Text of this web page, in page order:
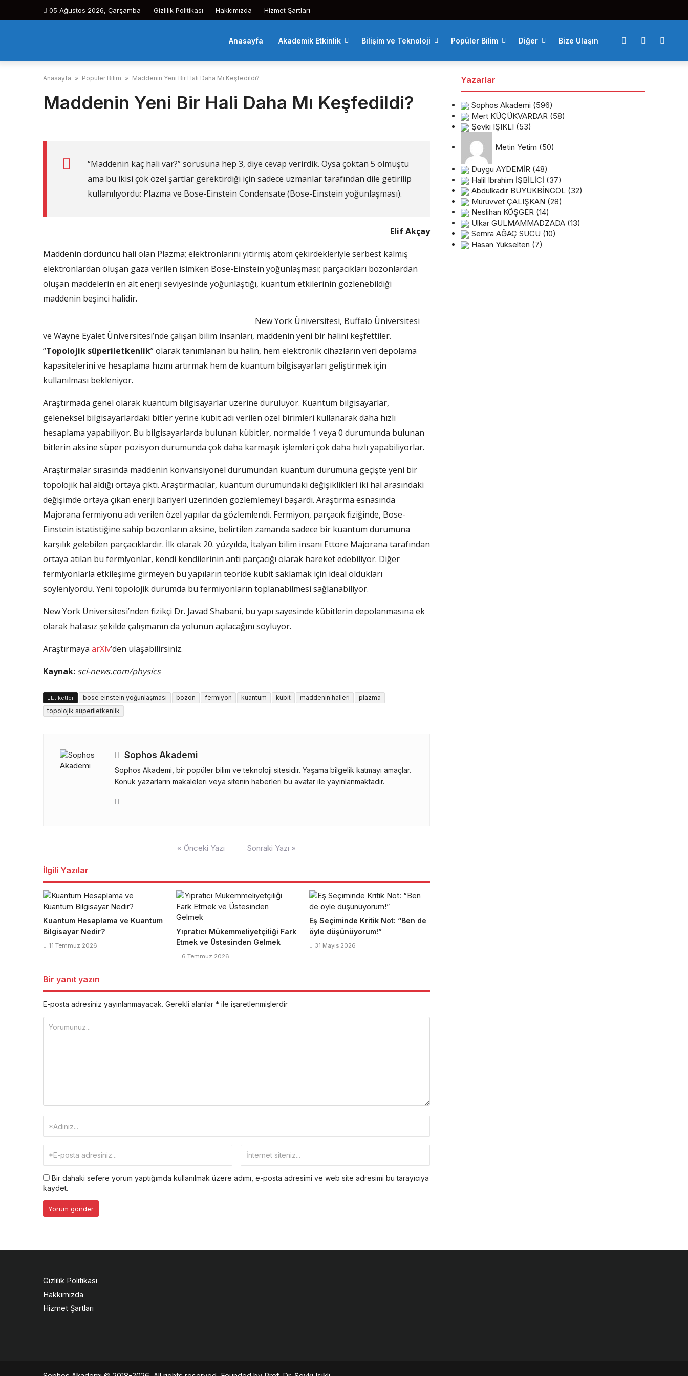
05 Ağustos 2026, Çarşamba Gizlilik Politikası Hakkımızda Hizmet Şartları
Anasayfa Akademik Etkinlik Bilişim ve Teknoloji Popüler Bilim Diğer Bize Ulaşın
Anasayfa » Popüler Bilim » Maddenin Yeni Bir Hali Daha Mı Keşfedildi?
Maddenin Yeni Bir Hali Daha Mı Keşfedildi?
“Maddenin kaç hali var?” sorusuna hep 3, diye cevap verirdik. Oysa çoktan 5 olmuştu
ama bu ikisi çok özel şartlar gerektirdiği için sadece uzmanlar tarafından dile getirilip
kullanılıyordu: Plazma ve Bose-Einstein Condensate (Bose-Einstein yoğunlaşması).
Elif Akçay
Maddenin dördüncü hali olan Plazma; elektronlarını yitirmiş atom çekirdekleriyle serbest kalmış
elektronlardan oluşan gaza verilen isimken Bose-Einstein yoğunlaşması; parçacıkları bozonlardan
oluşan maddelerin en alt enerji seviyesinde yoğunlaştığı, kuantum etkilerinin gözlenebildiği
maddenin beşinci halidir.
New York Üniversitesi, Buffalo Üniversitesi
ve Wayne Eyalet Üniversitesi’nde çalışan bilim insanları, maddenin yeni bir halini keşfettiler.
“Topolojik süperiletkenlik” olarak tanımlanan bu halin, hem elektronik cihazların veri depolama
kapasitelerini ve hesaplama hızını artırmak hem de kuantum bilgisayarları geliştirmek için
kullanılması bekleniyor.
Araştırmada genel olarak kuantum bilgisayarlar üzerine duruluyor. Kuantum bilgisayarlar,
geleneksel bilgisayarlardaki bitler yerine kübit adı verilen özel birimleri kullanarak daha hızlı
hesaplama yapabiliyor. Bu bilgisayarlarda bulunan kübitler, normalde 1 veya 0 durumunda bulunan
bitlerin aksine süper pozisyon durumunda çok daha karmaşık işlemleri çok daha hızlı yapabiliyorlar.
Araştırmalar sırasında maddenin konvansiyonel durumundan kuantum durumuna geçişte yeni bir
topolojik hal aldığı ortaya çıktı. Araştırmacılar, kuantum durumundaki değişiklikleri iki hal arasındaki
değişimde ortaya çıkan enerji bariyeri üzerinden gözlemlemeyi başardı. Araştırma esnasında
Majorana fermiyonu adı verilen özel yapılar da gözlemlendi. Fermiyon, parçacık fiziğinde, Bose-
Einstein istatistiğine sahip bozonların aksine, belirtilen zamanda sadece bir kuantum durumuna
karşılık gelebilen parçacıklardır. İlk olarak 20. yüzyılda, İtalyan bilim insanı Ettore Majorana tarafından
ortaya atılan bu fermiyonlar, kendi kendilerinin anti parçacığı olarak hareket edebiliyor. Diğer
fermiyonlarla etkileşime girmeyen bu yapıların teoride kübit saklamak için ideal oldukları
söyleniyordu. Yeni topolojik durumda bu fermiyonların toplanabilmesi sağlanabiliyor.
New York Üniversitesi’nden fizikçi Dr. Javad Shabani, bu yapı sayesinde kübitlerin depolanmasına ek
olarak hatasız şekilde çalışmanın da yolunun açılacağını söylüyor.
Araştırmaya arXiv’den ulaşabilirsiniz.
Kaynak: sci-news.com/physics
Etiketler bose einstein yoğunlaşması bozon fermiyon kuantum kübit maddenin halleri
plazma
topolojik süperiletkenlik
Sophos Akademi
Sophos Akademi, bir popüler bilim ve teknoloji sitesidir. Yaşama bilgelik katmayı amaçlar.
Konuk yazarların makaleleri veya sitenin haberleri bu avatar ile yayınlanmaktadır.
« Önceki Yazı Sonraki Yazı »
İlgili Yazılar
Kuantum Hesaplama ve Kuantum
Bilgisayar Nedir?
11 Temmuz 2026
Yıpratıcı Mükemmeliyetçiliği Fark
Etmek ve Üstesinden Gelmek
6 Temmuz 2026
Eş Seçiminde Kritik Not: “Ben de
öyle düşünüyorum!”
31 Mayıs 2026
Bir yanıt yazın
E-posta adresiniz yayınlanmayacak. Gerekli alanlar * ile işaretlenmişlerdir
Bir dahaki sefere yorum yaptığımda kullanılmak üzere adımı, e-posta adresimi ve web site adresimi bu tarayıcıya
kaydet.
Yazarlar
Sophos Akademi (596)
Mert KÜÇÜKVARDAR (58)
Şevki IŞIKLI (53)
Metin Yetim (50)
Duygu AYDEMİR (48)
Halil Ibrahim İŞBİLİCİ (37)
Abdulkadir BÜYÜKBİNGÖL (32)
Mürüvvet ÇALIŞKAN (28)
Neslihan KÖŞGER (14)
Ulkar GULMAMMADZADA (13)
Semra AĞAÇ SUCU (10)
Hasan Yükselten (7)
Gizlilik Politikası
Hakkımızda
Hizmet Şartları